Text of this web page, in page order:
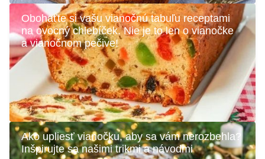
Obohaťte si vašu vianočnú tabuľu receptami
na ovocný chlebíček. Nie je to len o vianočke
a vianočnom pečive!
Ako upliesť vianočku, aby sa vám nerozbehla?
Inšpirujte sa našimi trikmi a návodmi